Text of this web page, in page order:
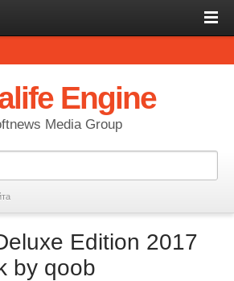
Engine
Media Group
Edition 2017
by qoob